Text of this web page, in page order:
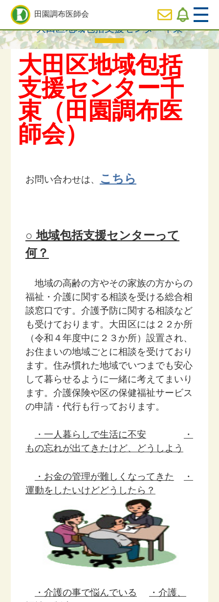
田園調布医師会
  HOME
休日診療のご案内
  医師会の事業内容紹介
HOME> 大田区地域包括支援センター千束
大田区地域包括支援センター千束
大田区地域包括
支援センター千
束（田園調布医
師会）
お問い合わせは、 こちら
○ 地域包括支援センターって
何？
地域の高齢の方やその家族の方からの
福祉・介護に関する相談を受ける総合相
談窓口です。介護予防に関する相談など
も受けております。大田区には２２か所
（令和４年度中に２３か所）設置され、
お住まいの地域ごとに相談を受けており
ます。住み慣れた地域でいつまでも安心
して暮らせるように一緒に考えてまいり
ます。介護保険や区の保健福祉サービス
の申請・代行も行っております。
・一人暮らしで生活に不安
・
もの忘れが出てきたけど、どうしよう
・お金の管理が難しくなってきた
・
運動をしたいけどどうしたら？
・介護の事で悩んでいる
・介護、